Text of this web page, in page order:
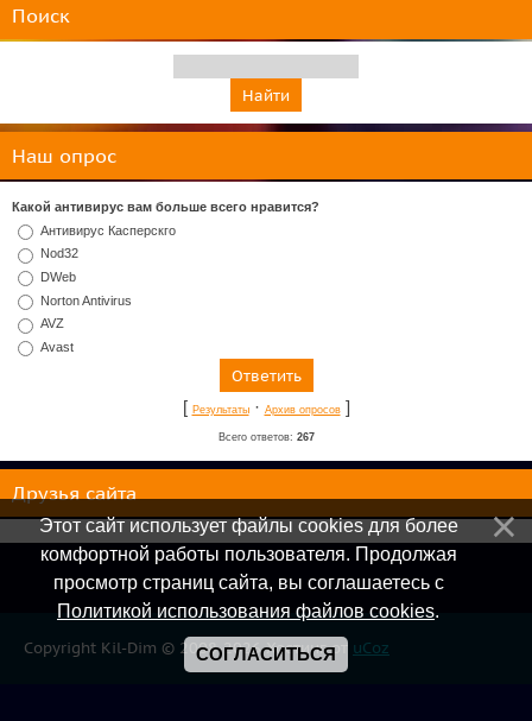
Поиск
Наш опрос
Какой антивирус вам больше всего нравится?
Антивирус Касперскго
Nod32
DWeb
Norton Antivirus
AVZ
Avast
[ Результаты· Архив опросов]
Всего ответов: 267
Друзья сайта
Copyright Kil-Dim © 2008-2026 Хостинг от uCoz
Этот сайт использует файлы cookies для более
комфортной работы пользователя. Продолжая
просмотр страниц сайта, вы соглашаетесь с
Политикой использования файлов cookies.
СОГЛАСИТЬСЯ